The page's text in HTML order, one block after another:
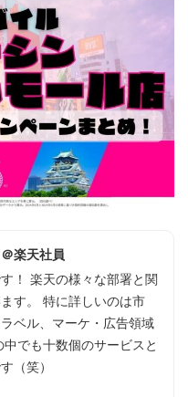
楽天社員
！ 楽天の様々な部署と関
す。 特に詳しいのは市
ベル、マーケ・広告領域
でも十数個のサービスと
（笑）